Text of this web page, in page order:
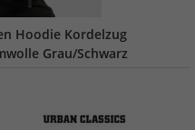
Hoodie Kordelzug
Grau/Schwarz